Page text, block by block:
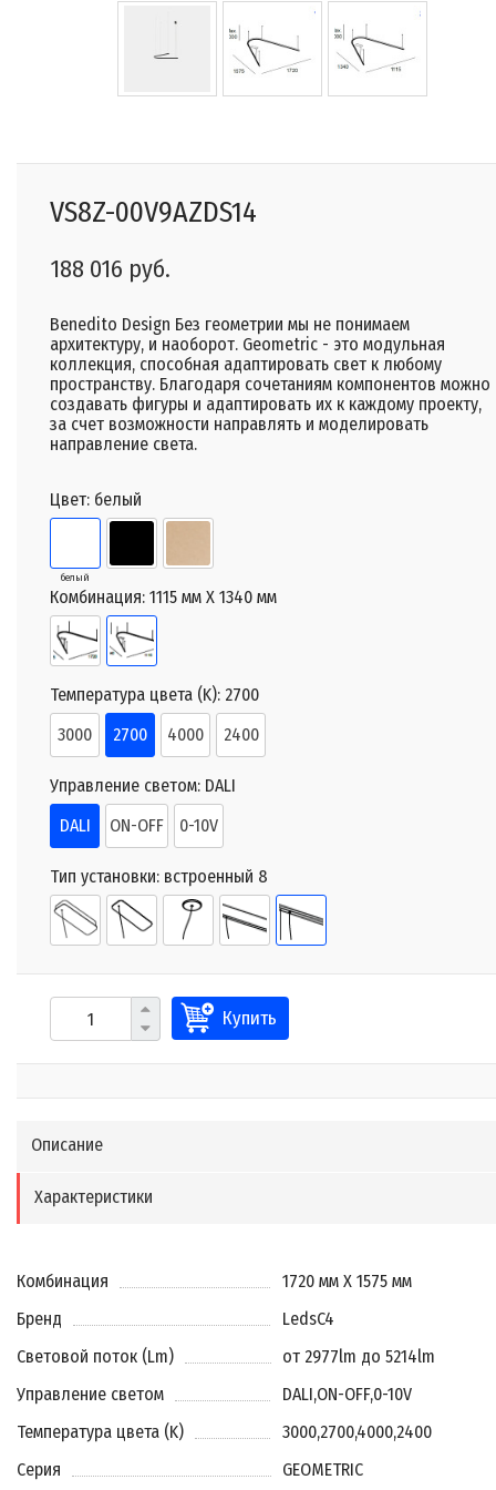
VS8Z-00V9AZDS14
188 016 руб.
Benedito Design Без геометрии мы не понимаем
архитектуру, и наоборот. Geometric - это модульная
коллекция, способная адаптировать свет к любому
пространству. Благодаря сочетаниям компонентов можно
создавать фигуры и адаптировать их к каждому проекту,
за счет возможности направлять и моделировать
направление света.
Цвет: белый
белый
Комбинация: 1115 мм X 1340 мм
Температура цвета (K): 2700
3000
2700 4000 2400
Управление светом: DALI
DALI
ON-OFF 0-10V
Тип установки: встроенный 8
Купить
Описание
Характеристики
Комбинация
1720 мм X 1575 мм
Бренд
LedsC4
Световой поток (Lm)
от 2977lm до 5214lm
Управление светом
DALI,ON-OFF,0-10V
Температура цвета (K)
3000,2700,4000,2400
Серия
GEOMETRIC